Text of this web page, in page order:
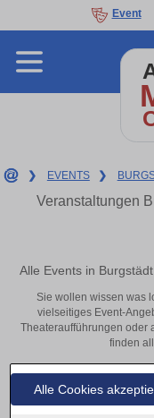
Alle Cookies
Event
❯ EVENTS ❯
Veranstaltungen
Alle Events in
Sie wollen wissen was
vielseitiges Event-
Theateraufführungen oder
finden